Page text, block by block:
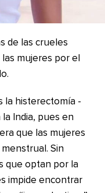
de las crueles
mujeres por el
la histerectomía -
India, pues en
que las mujeres
Sin
que optan por la
impide encontrar